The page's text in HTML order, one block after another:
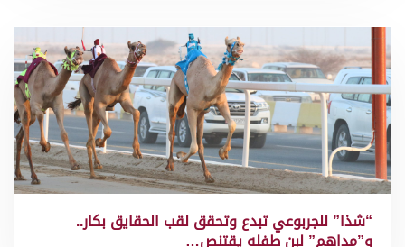
“شذا” للجربوعي تبدع وتحقق لقب الحقايق بكار..
و”مداهم” لبن طفله يقتنص…